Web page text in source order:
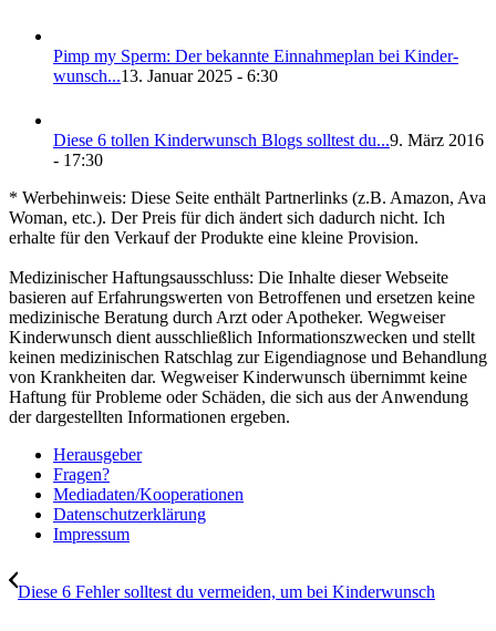
Pimp my Sperm: Der bekann­te Ein­nah­me­plan bei Kin­der­
wunsch...13. Januar 2025 - 6:30
Die­se 6 tol­len Kin­der­wunsch Blogs soll­test du...9. März 2016
- 17:30
* Werbehinweis: Diese Seite enthält Partnerlinks (z.B. Amazon, Ava
Woman, etc.). Der Preis für dich ändert sich dadurch nicht. Ich
erhalte für den Verkauf der Produkte eine kleine Provision.
Medizinischer Haftungsausschluss: Die Inhalte dieser Webseite
basieren auf Erfahrungswerten von Betroffenen und ersetzen keine
medizinische Beratung durch Arzt oder Apotheker. Wegweiser
Kinderwunsch dient ausschließlich Informationszwecken und stellt
keinen medizinischen Ratschlag zur Eigendiagnose und Behandlung
von Krankheiten dar. Wegweiser Kinderwunsch übernimmt keine
Haftung für Probleme oder Schäden, die sich aus der Anwendung
der dargestellten Informationen ergeben.
Her­aus­ge­ber
Fra­gen?
Mediadaten/Kooperationen
Daten­schutz­er­klä­rung
Impres­sum
Die­se 6 Feh­ler soll­test du ver­mei­den, um bei Kin­der­wunsch